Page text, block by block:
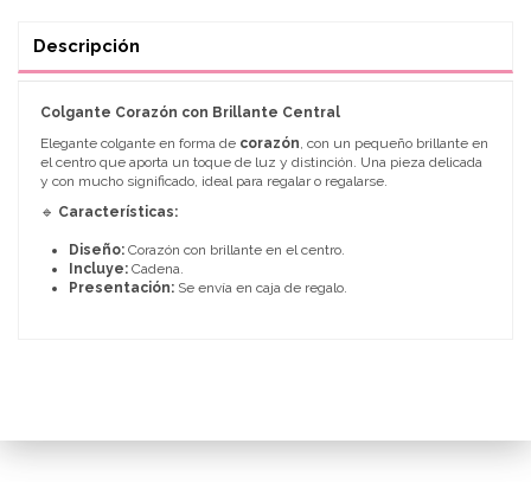
Descripción
Colgante Corazón con Brillante Central
Elegante colgante en forma de corazón, con un pequeño brillante en
el centro que aporta un toque de luz y distinción. Una pieza delicada
y con mucho significado, ideal para regalar o regalarse.
🔹 Características:
Diseño: Corazón con brillante en el centro.
Incluye: Cadena.
Presentación: Se envía en caja de regalo.